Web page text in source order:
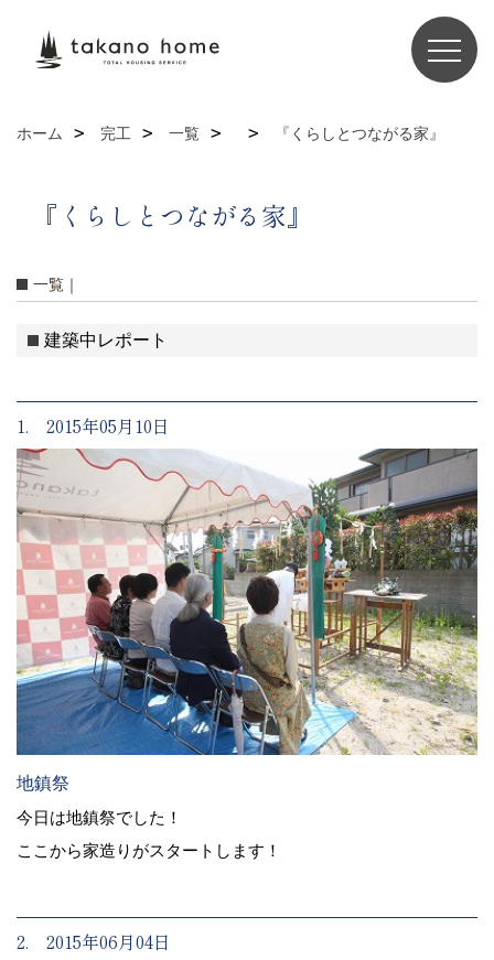
ホーム 完工 一覧 『くらしとつながる家』
『くらしとつながる家』
一覧｜
建築中レポート
1. 2015年05月10日
地鎮祭
今日は地鎮祭でした！
ここから家造りがスタートします！
2. 2015年06月04日